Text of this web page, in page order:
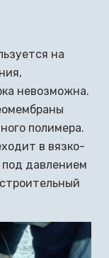
на
невозможна.
полимера.
в вязко-
под давлением